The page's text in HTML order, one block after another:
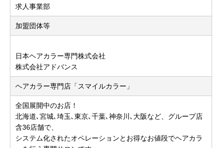
求人事業部
加盟団体等
日本ヘアカラー専門株式会社
株式会社アドバンス
ヘアカラー専門店「スマイルカラー」
全国展開中のお店！
北海道､宮城､埼玉､東京､千葉､神奈川､大阪など、グループ店
含36店舗で、
システム化されたオペレーションとお得なお値段でヘアカラ